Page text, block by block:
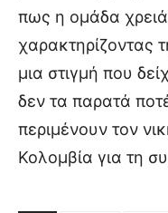
πως η ομάδα
χαρακτηρίζοντας
μια στιγμή που
δεν τα παρατά
περιμένουν τον
Κολομβία για τη